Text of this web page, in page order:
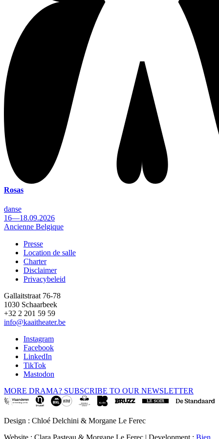
Rosas
danse
16—18.09.2026
Ancienne Belgique
Footer
Presse
Location de salle
Charter
Disclaimer
Privacybeleid
Gallaitstraat 76-78
1030 Schaarbeek
+32 2 201 59 59
info@kaaitheater.be
Instagram
Facebook
LinkedIn
TikTok
Mastodon
MORE DRAMA? SUBSCRIBE TO OUR NEWSLETTER
Design : Chloé Delchini & Morgane Le Ferec
Website : Clara Pasteau & Morgane Le Ferec | Development : Bien